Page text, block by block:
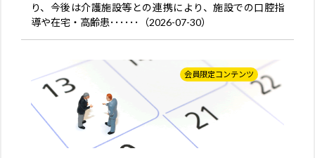
り、今後は介護施設等との連携により、施設での口腔指
導や在宅・高齢患･･････（2026-07-30）
会員限定コンテンツ